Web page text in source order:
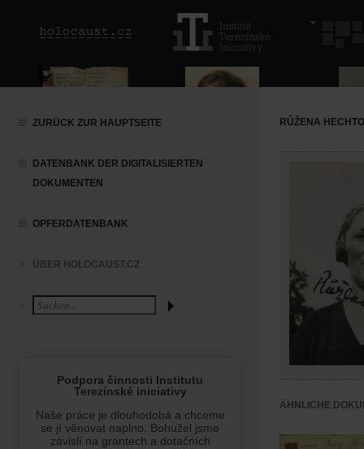
ZURÜCK ZUR HAUPTSEITE
DATENBANK DER DIGITALISIERTEN
DOKUMENTEN
OPFERDATENBANK
ÜBER HOLOCAUST.CZ
RŮŽENA
ÄHNLICHE